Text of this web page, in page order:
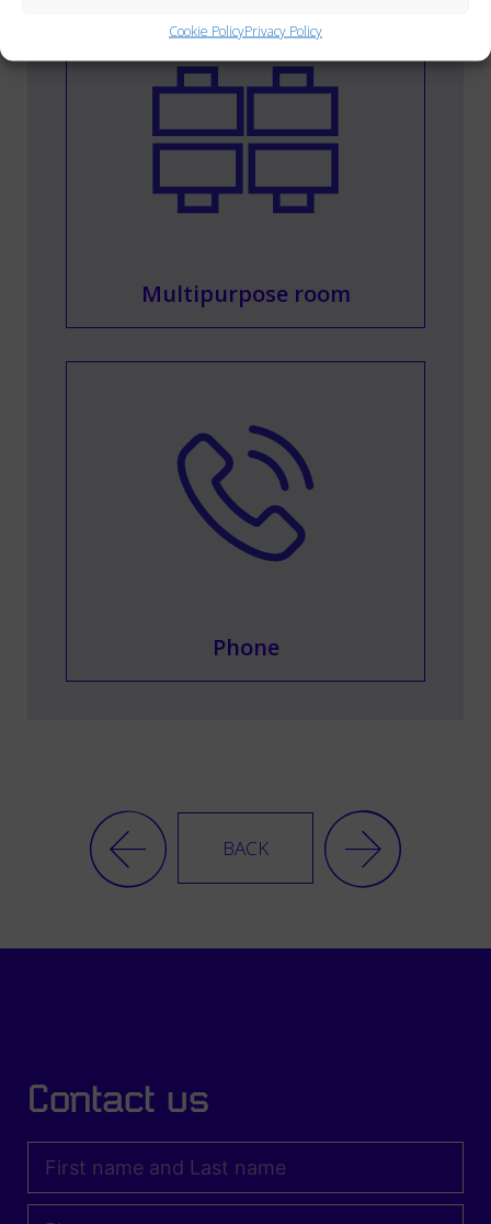
Cookie PolicyPrivacy Policy
Multipurpose room
Phone
BACK
Contact us